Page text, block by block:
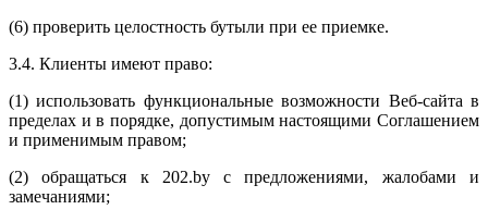
(6) проверить целостность бутыли при ее приемке.
3.4. Клиенты имеют право:
(1) использовать функциональные возможности Веб-сайта в
пределах и в порядке, допустимым настоящими Соглашением
и применимым правом;
(2) обращаться к 202.by с предложениями, жалобами и
замечаниями;